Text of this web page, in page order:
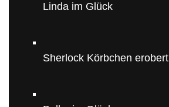
Linda im Glück
Sherlock Körbchen erobert